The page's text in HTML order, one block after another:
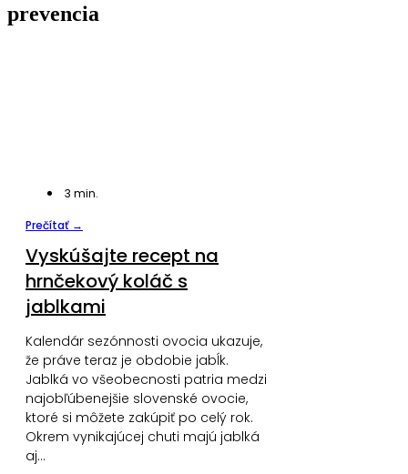
prevencia
3 min.
Prečítať →
Vyskúšajte recept na
hrnčekový koláč s
jablkami
Kalendár sezónnosti ovocia ukazuje,
že práve teraz je obdobie jabĺk.
Jablká vo všeobecnosti patria medzi
najobľúbenejšie slovenské ovocie,
ktoré si môžete zakúpiť po celý rok.
Okrem vynikajúcej chuti majú jablká
aj…